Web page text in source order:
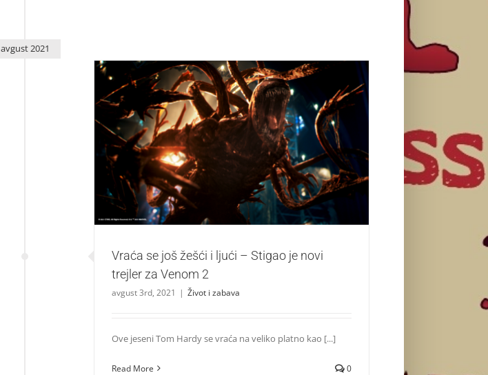
avgust 2021
Vraća se još žešći i ljući – Stigao je novi trejler za Venom 2
Život i zabava
Vraća se još žešći i ljući – Stigao je novi
trejler za Venom 2
avgust 3rd, 2021 | Život i zabava
Ove jeseni Tom Hardy se vraća na veliko platno kao [...]
Read More 0